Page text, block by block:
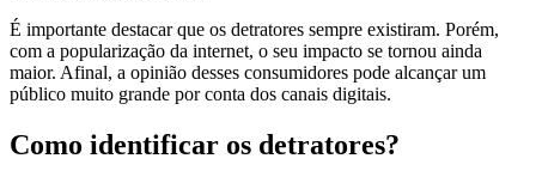
É importante destacar que os detratores sempre existiram. Porém,
com a popularização da internet, o seu impacto se tornou ainda
maior. Afinal, a opinião desses consumidores pode alcançar um
público muito grande por conta dos canais digitais.
Como identificar os detratores?